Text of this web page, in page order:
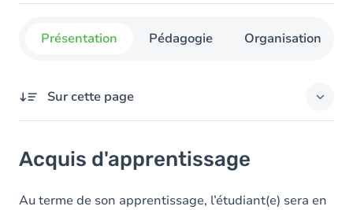
Présentation Pédagogie Organisation
Sur cette page
Objectifs
Contenu
Acquis d'apprentissage
Au terme de son apprentissage, l’étudiant(e) sera en